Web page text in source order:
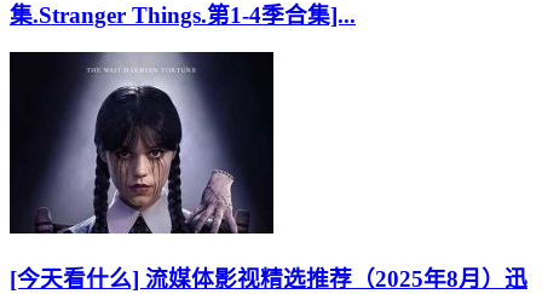
集.Stranger Things.第1-4季合集]...
[今天看什么] 流媒体影视精选推荐（2025年8月）迅